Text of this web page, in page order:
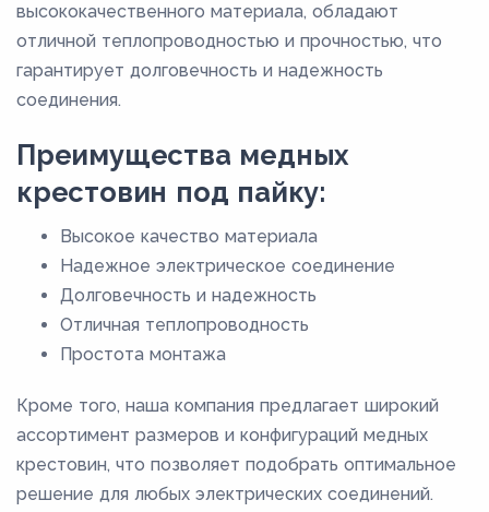
56
7,8
высококачественного материала, обладают
отличной теплопроводностью и прочностью, что
гарантирует долговечность и надежность
соединения.
Преимущества медных
крестовин под пайку:
Высокое качество материала
Надежное электрическое соединение
Долговечность и надежность
Отличная теплопроводность
Простота монтажа
Кроме того, наша компания предлагает широкий
ассортимент размеров и конфигураций медных
крестовин, что позволяет подобрать оптимальное
решение для любых электрических соединений.